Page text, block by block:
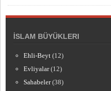
İSLAM BÜYÜKLERI
Ehli-Beyt (12)
Evliyalar (12)
Sahabeler (38)